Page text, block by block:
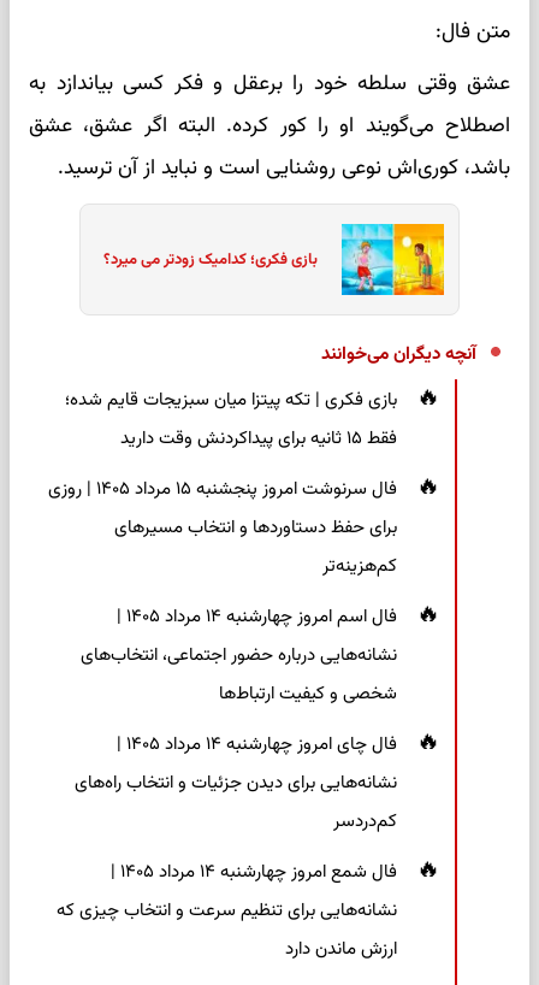
متن فال:
عشق وقتی سلطه خود را برعقل و فکر کسی بیاندازد به
اصطلاح می‌گویند او را کور کرده. البته اگر عشق، عشق
باشد، کوری‌اش نوعی روشنایی است و نباید از آن ترسید.
بازی فکری؛ کدامیک زودتر می میرد؟
آنچه دیگران می‌خوانند
بازی فکری | تکه پیتزا میان سبزیجات قایم شده؛
فقط ۱۵ ثانیه برای پیداکردنش وقت دارید
فال سرنوشت امروز پنجشنبه ۱۵ مرداد ۱۴۰۵ | روزی
برای حفظ دستاوردها و انتخاب مسیرهای
کم‌هزینه‌تر
فال اسم امروز چهارشنبه ۱۴ مرداد ۱۴۰۵ |
نشانه‌هایی درباره حضور اجتماعی، انتخاب‌های
شخصی و کیفیت ارتباط‌ها
فال چای امروز چهارشنبه ۱۴ مرداد ۱۴۰۵ |
نشانه‌هایی برای دیدن جزئیات و انتخاب راه‌های
کم‌دردسر
فال شمع امروز چهارشنبه ۱۴ مرداد ۱۴۰۵ |
نشانه‌هایی برای تنظیم سرعت و انتخاب چیزی که
ارزش ماندن دارد